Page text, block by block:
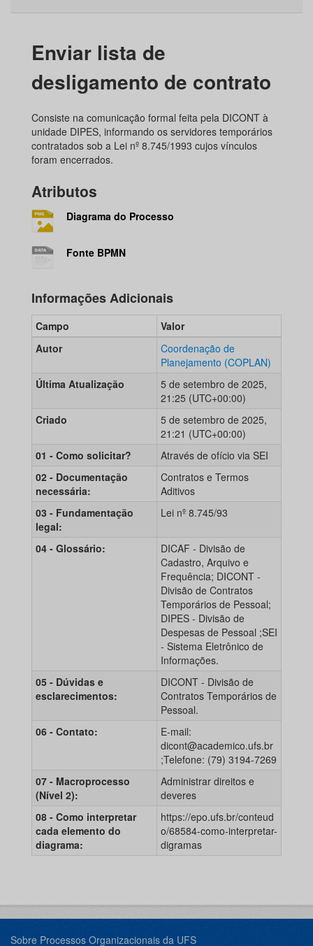
Enviar lista de
desligamento de contrato
Consiste na comunicação formal feita pela DICONT à
unidade DIPES, informando os servidores temporários
contratados sob a Lei nº 8.745/1993 cujos vínculos
foram encerrados.
Atributos
Diagrama do Processo
Fonte BPMN
Informações Adicionais
Campo
Valor
Autor
Coordenação de
Planejamento (COPLAN)
Última Atualização
5 de setembro de 2025,
21:25 (UTC+00:00)
Criado
5 de setembro de 2025,
21:21 (UTC+00:00)
01 - Como solicitar?
Através de ofício via SEI
02 - Documentação
necessária:
Contratos e Termos
Aditivos
03 - Fundamentação
legal:
Lei nº 8.745/93
04 - Glossário:
DICAF - Divisão de
Cadastro, Arquivo e
Frequência; DICONT -
Divisão de Contratos
Temporários de Pessoal;
DIPES - Divisão de
Despesas de Pessoal ;SEI
- Sistema Eletrônico de
Informações.
05 - Dúvidas e
esclarecimentos:
DICONT - Divisão de
Contratos Temporários de
Pessoal.
06 - Contato:
E-mail:
dicont@academico.ufs.br
;Telefone: (79) 3194-7269
07 - Macroprocesso
(Nível 2):
Administrar direitos e
deveres
08 - Como interpretar
cada elemento do
diagrama:
https://epo.ufs.br/conteud
o/68584-como-interpretar-
digramas
Sobre Processos Organizacionais da UFS